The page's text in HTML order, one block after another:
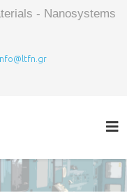
- Nanosystems